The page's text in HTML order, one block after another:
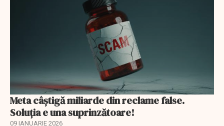
Meta câștigă miliarde din reclame false.
Soluția e una suprinzătoare!
09 IANUARIE 2026